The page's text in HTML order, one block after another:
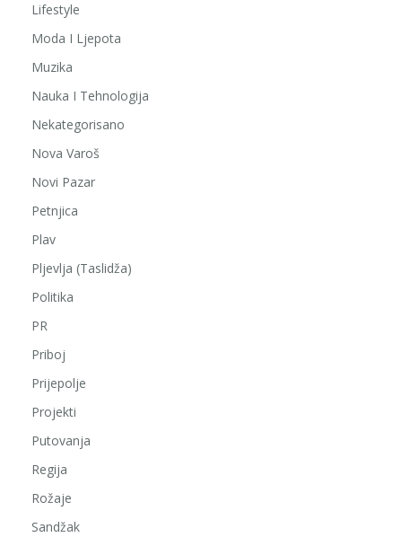
Lifestyle
Moda I Ljepota
Muzika
Nauka I Tehnologija
Nekategorisano
Nova Varoš
Novi Pazar
Petnjica
Plav
Pljevlja (Taslidža)
Politika
PR
Priboj
Prijepolje
Projekti
Putovanja
Regija
Rožaje
Sandžak